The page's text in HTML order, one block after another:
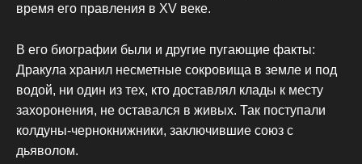
время его правления в XV веке.
В его биографии были и другие пугающие факты:
Дракула хранил несметные сокровища в земле и под
водой, ни один из тех, кто доставлял клады к месту
захоронения, не оставался в живых. Так поступали
колдуны-чернокнижники, заключившие союз с
дьяволом.